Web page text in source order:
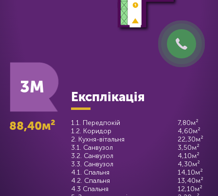
3M
Експлікація
88,40м² 1.1. Передпокій
7,80м²
1.2. Коридор
4,60м²
2. Кухня-вітальня
22,30м²
3.1. Санвузол
3,50м²
3.2. Санвузол
4,10м²
3.3. Санвузол
4,30м²
4.1. Спальня
14,10м²
4.2. Спальня
13,40м²
4.3 Спальня
12,10м²